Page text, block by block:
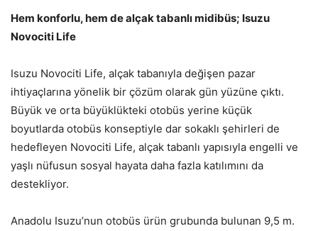
Hem konforlu, hem de alçak tabanlı midibüs; Isuzu
Novociti Life
Isuzu Novociti Life, alçak tabanıyla değişen pazar
ihtiyaçlarına yönelik bir çözüm olarak gün yüzüne çıktı.
Büyük ve orta büyüklükteki otobüs yerine küçük
boyutlarda otobüs konseptiyle dar sokaklı şehirleri de
hedefleyen Novociti Life, alçak tabanlı yapısıyla engelli ve
yaşlı nüfusun sosyal hayata daha fazla katılımını da
destekliyor.
Anadolu Isuzu’nun otobüs ürün grubunda bulunan 9,5 m.